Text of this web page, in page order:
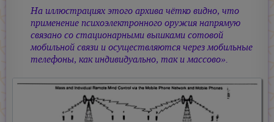
На иллюстрациях этого архива чётко видно, что
применение психоэлектронного оружия напрямую
связано со стационарными вышками сотовой
мобильной связи и осуществляются через мобильные
телефоны, как индивидуально, так и массово».